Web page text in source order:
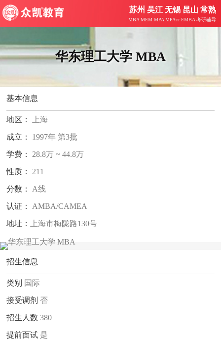
苏州 吴江 无锡 昆山 常熟
MBA MEM MPA MPAcc EMBA 考研辅导
华东理工大学 MBA
基本信息
地区： 上海
成立： 1997年 第3批
学费： 28.8万 ~ 44.8万
性质： 211
分数： A线
认证： AMBA/CAMEA
地址： 上海市梅陇路130号
招生信息
类别 国际
接受调剂 否
招生人数 380
提前面试 是